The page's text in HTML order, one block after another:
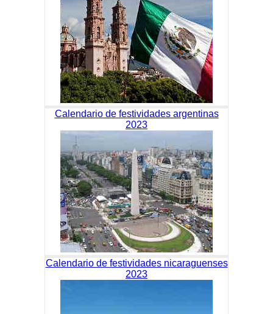
Calendario de festividades argentinas
2023
Calendario de festividades nicaraguenses
2023